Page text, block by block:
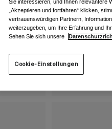
Sie interessieren, und Ihnen relevantere
„Akzeptieren und fortfahren“ klicken,
vertrauenswürdigen Partnern,
weiterzugeben, um Ihre Erfahrung und
Sehen Sie sich unsere
Cookie-Einstellungen